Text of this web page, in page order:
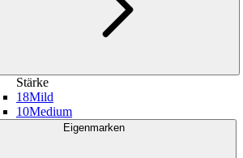
Stärke
18Mild
10Medium
Eigenmarken